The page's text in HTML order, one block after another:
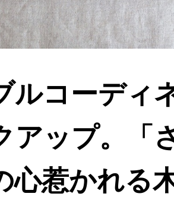
ルコーディ
アップ。「
心惹かれる